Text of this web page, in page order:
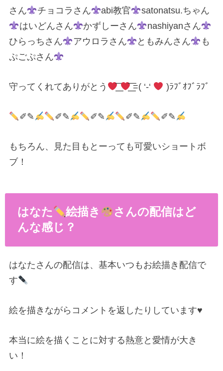
さん
チョコラさん abi教官
satonatsu.ちゃん
はいどんさん
かずしーさん
nashiyanさん
ひらっちさん
アウロラさん ともみんさん
も
ぷごぷさん
守ってくれてありがとう ͟͟͞͞ ͟͟͞͞ =( ‘-‘ )ﾗﾌﾞｵﾌﾞﾗﾌﾞ
✐✎ ✐✎ ✐✎ ✐✎ ✐✎
もちろん、見た目もとーっても可愛いショートボ
ブ！
はなた 絵描き
さんの配信はど
んな感じ？
はなたさんの配信は、基本いつもお絵描き配信で
す
絵を描きながらコメントを返したりしています♥️
本当に絵を描くことに対する熱意と愛情が大き
い！